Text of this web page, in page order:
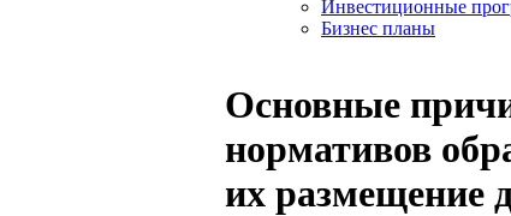
Инвестиционные
Бизнес планы
Основные
нормативов
их размещение